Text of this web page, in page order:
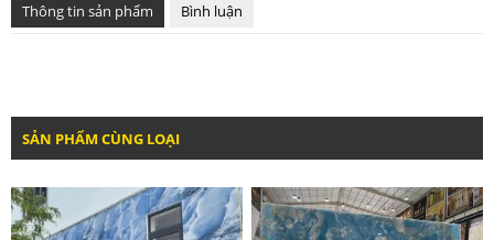
Thông tin sản phẩm Bình luận
SẢN PHẨM CÙNG LOẠI